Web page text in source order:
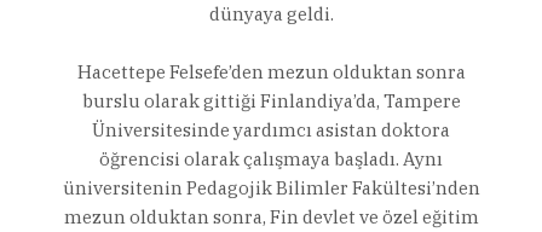
dünyaya geldi.
Hacettepe Felsefe’den mezun olduktan sonra
burslu olarak gittiği Finlandiya’da, Tampere
Üniversitesinde yardımcı asistan doktora
öğrencisi olarak çalışmaya başladı. Aynı
üniversitenin Pedagojik Bilimler Fakültesi’nden
mezun olduktan sonra, Fin devlet ve özel eğitim